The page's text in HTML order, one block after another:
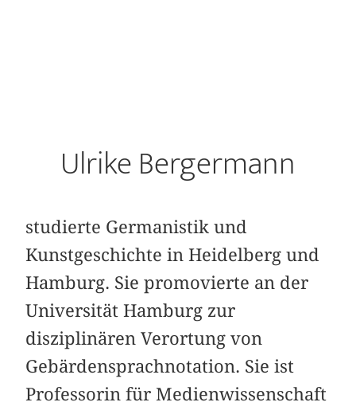
Ulrike Bergermann
studierte Germanistik und
Kunstgeschichte in Heidelberg und
Hamburg. Sie promovierte an der
Universität Hamburg zur
disziplinären Verortung von
Gebärdensprachnotation. Sie ist
Professorin für Medienwissenschaft